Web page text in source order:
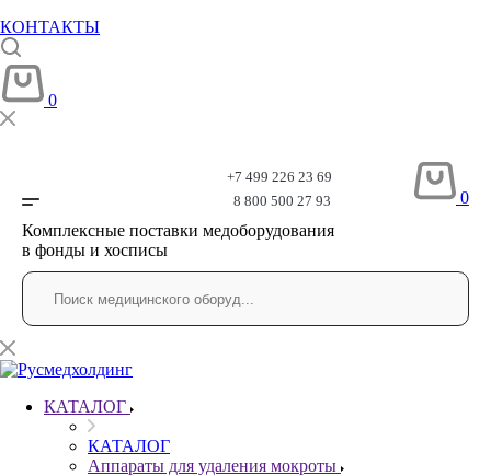
КОНТАКТЫ
0
+7 499 226 23 69
8 800 500 27 93
0
Комплексные поставки медоборудования
в фонды и хосписы
КАТАЛОГ
КАТАЛОГ
Аппараты для удаления мокроты